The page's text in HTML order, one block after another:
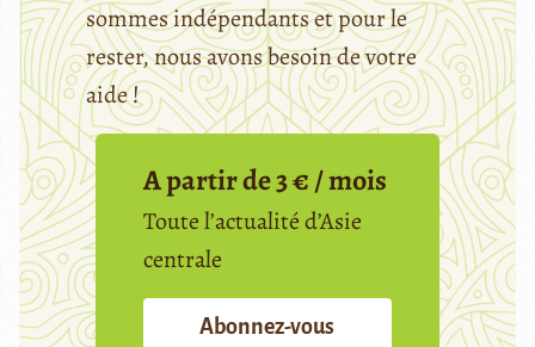
sommes indépendants et pour le
rester, nous avons besoin de votre
aide !
A partir de 3 € / mois
Toute l’actualité d’Asie
centrale
Abonnez-vous